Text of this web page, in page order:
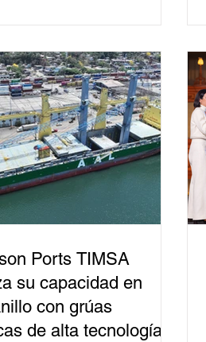
con la democracia y el
que ha asumido la EJE en la
la justicia electoral como
La mayor parte de las
capacitadas no forma
Ports TIMSA
su capacidad en
con grúas
de alta tecnología